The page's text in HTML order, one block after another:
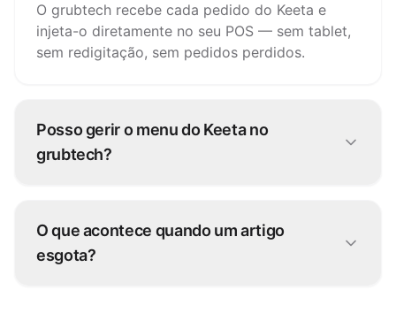
O grubtech recebe cada pedido do Keeta e
injeta-o diretamente no seu POS — sem tablet,
sem redigitação, sem pedidos perdidos.
Posso gerir o menu do Keeta no
grubtech?
Keeta e em todos os outros canais.
O que acontece quando um artigo
esgota?